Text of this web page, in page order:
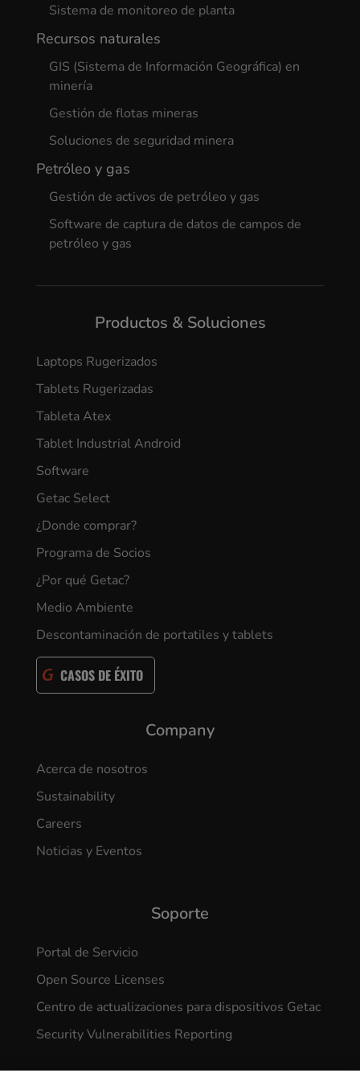
Sistema de monitoreo de planta
Recursos naturales
GIS (Sistema de Información Geográfica) en
minería
Gestión de flotas mineras
Soluciones de seguridad minera
Petróleo y gas
Gestión de activos de petróleo y gas
Software de captura de datos de campos de
petróleo y gas
Productos & Soluciones
Laptops Rugerizados
Tablets Rugerizadas
Tableta Atex
Tablet Industrial Android
Software
Getac Select
¿Donde comprar?
Programa de Socios
¿Por qué Getac?
Medio Ambiente
Descontaminación de portatiles y tablets
CASOS DE ÉXITO
Company
Acerca de nosotros
Sustainability
Careers
Noticias y Eventos
Soporte
Portal de Servicio
Open Source Licenses
Centro de actualizaciones para dispositivos Getac
Security Vulnerabilities Reporting